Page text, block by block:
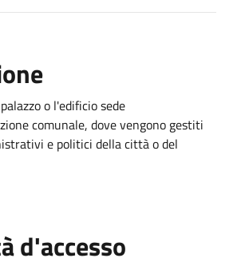
o l'edificio sede
comunale, dove vengono gestiti
e politici della città o del
d'accesso